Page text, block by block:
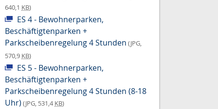
640,1 KB)
ES 4 - Bewohnerparken,
Beschäftigtenparken +
Parkscheibenregelung 4 Stunden (JPG,
570,9 KB)
ES 5 - Bewohnerparken,
Beschäftigtenparken +
Parkscheibenregelung 4 Stunden (8-18
Uhr) (JPG, 531,4KB)